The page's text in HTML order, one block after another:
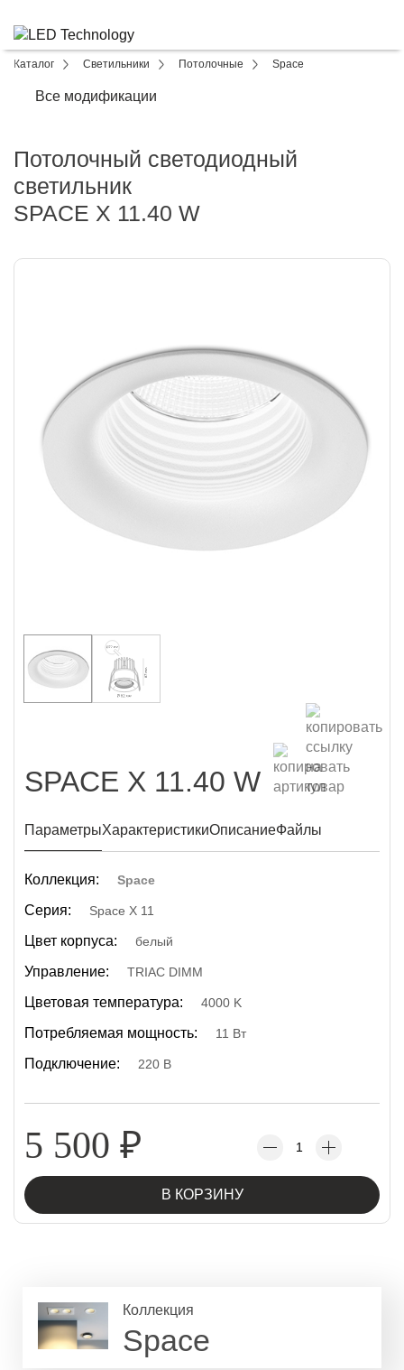
Каталог Светильники Потолочные Space
Все модификации
Потолочный светодиодный
светильник
SPACE X 11.40 W
SPACE X 11.40 W
ПараметрыХарактеристикиОписаниеФайлы
Коллекция: Space
Серия: Space X 11
Цвет корпуса: белый
Управление: TRIAC DIMM
Цветовая температура: 4000 K
Потребляемая мощность: 11 Вт
Подключение: 220 В
5 500 ₽
В КОРЗИНУ
Коллекция
Space